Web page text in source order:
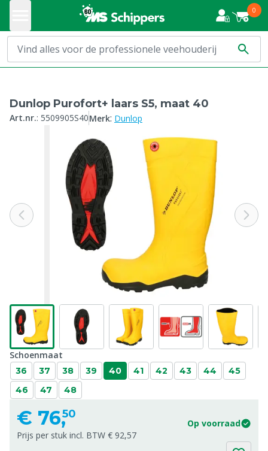
0
Dunlop Purofort+ laars S5, maat 40
Art.nr.: 5509905S40Merk: Dunlop
Schoenmaat
36 37 38 39 40 41 42 43 44
45
46
47 48
€ 76,50
Op voorraad
Prijs per stuk incl. BTW € 92,57